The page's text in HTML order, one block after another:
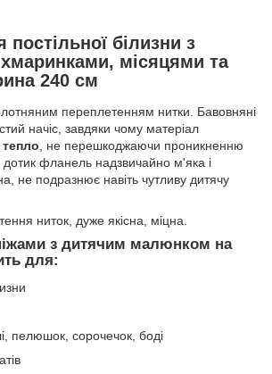
білизни з
місяцями та
240 см
переплетенням нитки. Бавовняні
начіс, завдяки чому матеріал
тепло, не перешкоджаючи проникненню
дотик фланель надзвичайно м'яка і
не подразнює навіть чутливу дитячу
ниток, дуже якісна, міцна.
з дитячим малюнком на
для:
пелюшок, сорочечок, боді